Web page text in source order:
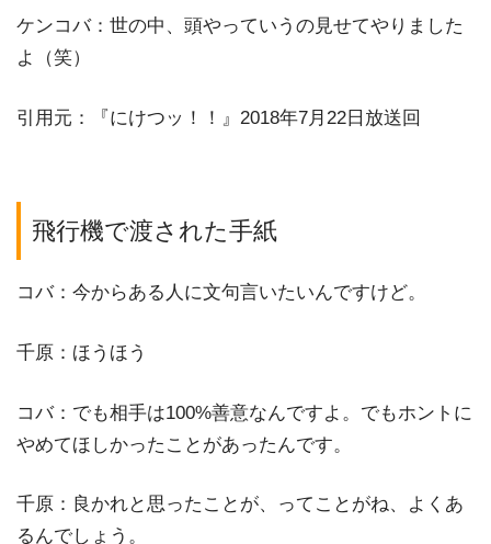
ケンコバ：世の中、頭やっていうの見せてやりました
よ（笑）
引用元：『にけつッ！！』2018年7月22日放送回
飛行機で渡された手紙
コバ：今からある人に文句言いたいんですけど。
千原：ほうほう
コバ：でも相手は100%善意なんですよ。でもホントに
やめてほしかったことがあったんです。
千原：良かれと思ったことが、ってことがね、よくあ
るんでしょう。